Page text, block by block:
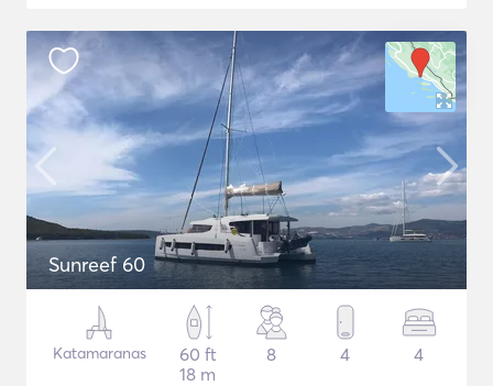
Sunreef 60
Katamaranas
60 ft
18 m
8 4 4